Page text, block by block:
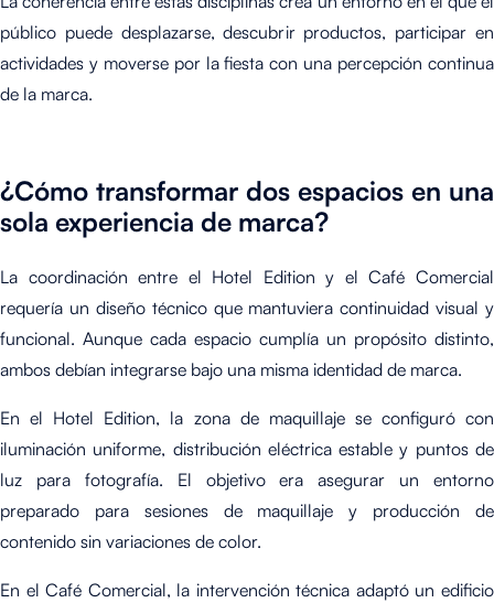
público puede desplazarse, descubrir productos, participar en
actividades y moverse por la fiesta con una percepción continua
de la marca.
¿Cómo transformar dos espacios en una
sola experiencia de marca?
La coordinación entre el Hotel Edition y el Café Comercial
requería un diseño técnico que mantuviera continuidad visual y
funcional. Aunque cada espacio cumplía un propósito distinto,
ambos debían integrarse bajo una misma identidad de marca.
En el Hotel Edition, la zona de maquillaje se configuró con
iluminación uniforme, distribución eléctrica estable y puntos de
luz para fotografía. El objetivo era asegurar un entorno
preparado para sesiones de maquillaje y producción de
contenido sin variaciones de color.
En el Café Comercial, la intervención técnica adaptó un edificio